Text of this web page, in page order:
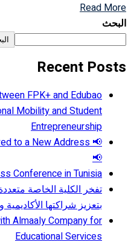
Read More
البحث
Recent Posts
FPK+ and Edubao
Mobility and Student
Entrepreneurship
to a New Address
📢
Conference in Tunisia
بتعزيز شراكتها الأكاديمية
Almaaly Company for
Educational Services